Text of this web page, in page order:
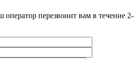
перезвонит вам в течение 2-